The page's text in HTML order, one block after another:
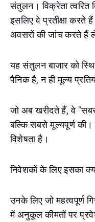
संतुलन। विक्रेता त्वरित
इसलिए वे प्रतीक्षा करते
अवसरों की जांच करते हैं
यह संतुलन बाजार को
पैनिक है, न ही मूल्य
जो अब खरीदते हैं, वे
बल्कि सबसे मूल्यपूर्ण
विशेषता है।
निवेशकों के लिए इसका
उनके लिए जो महत्वपूर्ण
में अनुकूल कीमतों पर